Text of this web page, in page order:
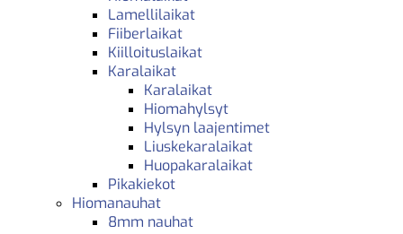
Lamellilaikat
Fiiberlaikat
Kiilloituslaikat
Karalaikat
Karalaikat
Hiomahylsyt
Hylsyn laajentimet
Liuskekaralaikat
Huopakaralaikat
Pikakiekot
Hiomanauhat
8mm nauhat